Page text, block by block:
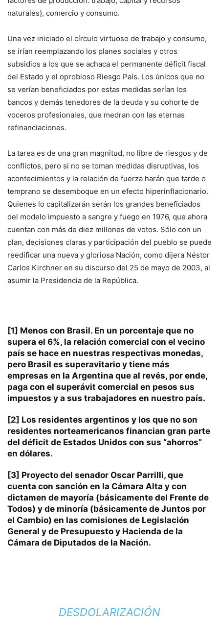
naturales), comercio y consumo.
Una vez iniciado el círculo virtuoso de trabajo y consumo,
se irían reemplazando los planes sociales y otros
subsidios a los que se achaca el permanente déficit fiscal
del Estado y el oprobioso Riesgo País. Los únicos que no
se verían beneficiados por estas medidas serían los
bancos y demás tenedores de la deuda y su cohorte de
voceros profesionales, que medran con las eternas
refinanciaciones.
La tarea es de una gran magnitud, no libre de riesgos y de
conflictos, pero si no se toman medidas disruptivas, los
acontecimientos y la relación de fuerza harán que tarde o
temprano se desemboque en un efecto hiperinflacionario.
Quienes lo capitalizarán serán los grandes beneficiados
del modelo impuesto a sangre y fuego en 1976, que ahora
cuentan con más de diez millones de votos. Sólo con un
plan, decisiones claras y participación del pueblo se puede
reedificar una nueva y gloriosa Nación, como dijera Néstor
Carlos Kirchner en su discurso del 25 de mayo de 2003, al
asumir la Presidencia de la República.
[1] Menos con Brasil. En un porcentaje que no
supera el 6%, la relación comercial con el vecino
país se hace en nuestras respectivas monedas,
pero Brasil es superavitario y tiene más
empresas en la Argentina que al revés, por ende,
paga con el superávit comercial en pesos sus
impuestos y a sus trabajadores en nuestro país.
[2] Los residentes argentinos y los que no son
residentes norteamericanos financian gran parte
del déficit de Estados Unidos con sus “ahorros”
en dólares.
[3] Proyecto del senador Oscar Parrilli, que
cuenta con sanción en la Cámara Alta y con
dictamen de mayoría (básicamente del Frente de
Todos) y de minoría (básicamente de Juntos por
el Cambio) en las comisiones de Legislación
General y de Presupuesto y Hacienda de la
Cámara de Diputados de la Nación.
DESDOLARIZACIÓN